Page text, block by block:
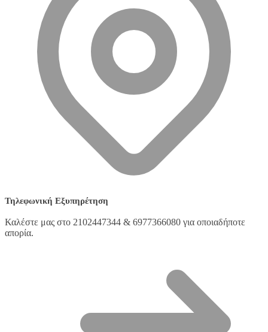
Τηλεφωνική Εξυπηρέτηση
Καλέστε μας στο 2102447344 & 6977366080 για οποιαδήποτε
απορία.